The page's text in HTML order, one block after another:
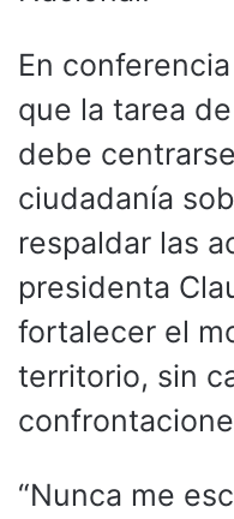
En
que la tarea
debe
ciudadanía
respaldar las
presidenta
fortalecer el
territorio, sin
“Nunca me